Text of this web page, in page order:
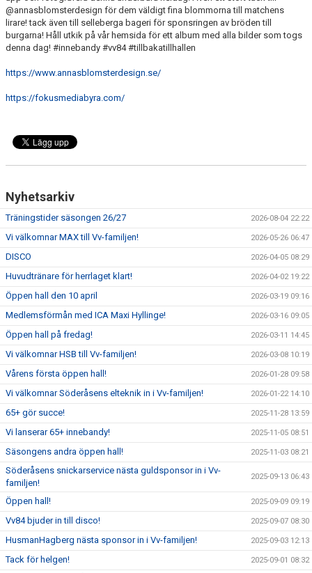
@annasblomsterdesign för dem väldigt fina blommorna till matchens
lirare! tack även till selleberga bageri för sponsringen av bröden till
burgarna! Håll utkik på vår hemsida för ett album med alla bilder som togs
denna dag! #innebandy #vv84 #tillbakatillhallen
https://www.annasblomsterdesign.se/
https://fokusmediabyra.com/
Nyhetsarkiv
Träningstider säsongen 26/27 2026-08-04 22:22
Vi välkomnar MAX till Vv-familjen! 2026-05-26 06:47
DISCO 2026-04-05 08:29
Huvudtränare för herrlaget klart! 2026-04-02 19:22
Öppen hall den 10 april 2026-03-19 09:16
Medlemsförmån med ICA Maxi Hyllinge! 2026-03-16 09:05
Öppen hall på fredag! 2026-03-11 14:45
Vi välkomnar HSB till Vv-familjen! 2026-03-08 10:19
Vårens första öppen hall! 2026-01-28 09:58
Vi välkomnar Söderåsens elteknik in i Vv-familjen! 2026-01-22 14:10
65+ gör succe! 2025-11-28 13:59
Vi lanserar 65+ innebandy! 2025-11-05 08:51
Säsongens andra öppen hall! 2025-11-03 08:21
Söderåsens snickarservice nästa guldsponsor in i Vv-
familjen!
2025-09-13 06:43
Öppen hall! 2025-09-09 09:19
Vv84 bjuder in till disco! 2025-09-07 08:30
HusmanHagberg nästa sponsor in i Vv-familjen! 2025-09-03 12:13
Tack för helgen! 2025-09-01 08:32